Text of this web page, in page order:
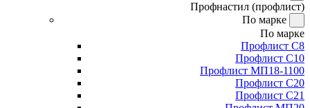
Профнастил (профлист)
По марке
По марке
Профлист С8
Профлист С10
Профлист МП18-1100
Профлист С20
Профлист С21